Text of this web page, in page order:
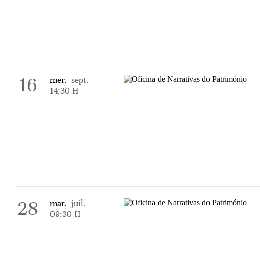
16 mer. sept.
14:30 H
28 mar. juil.
09:30 H